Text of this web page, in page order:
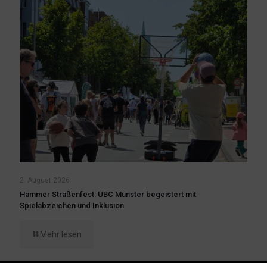
2. August 2026
Hammer Straßenfest: UBC Münster begeistert mit
Spielabzeichen und Inklusion
Mehr lesen